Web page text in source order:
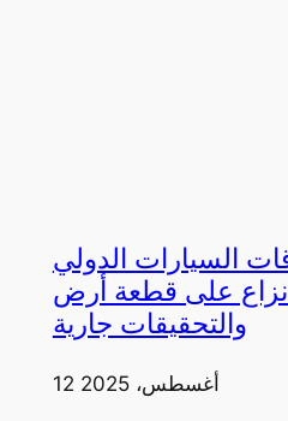
السيارات الدولي
نزاع على قطعة أرض
والتحقيقات جارية
12 أغسطس، 2025